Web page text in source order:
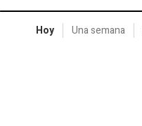
Hoy Una semana